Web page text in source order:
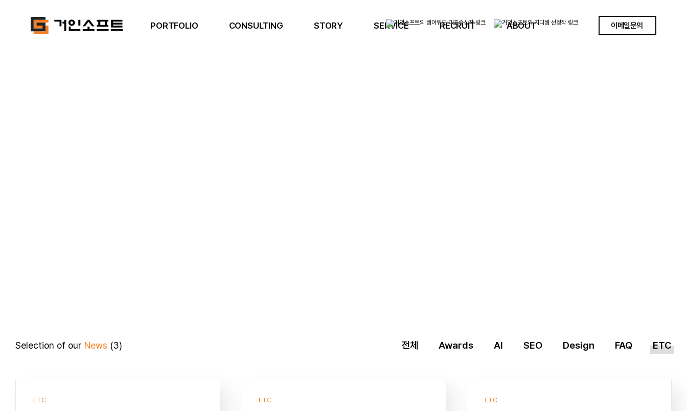
이메일문의
PORTFOLIO CONSULTING STORY SERVICE RECRUIT ABOUT
Selection of our News (3) 전체 Awards AI SEO Design FAQ ETC
ETC ETC ETC